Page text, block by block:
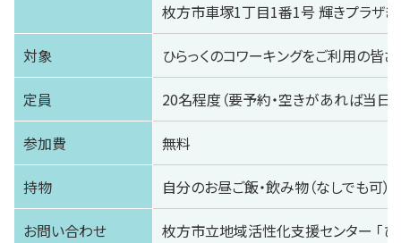
枚方市車塚1丁目1番1号 輝きプラザき
対象 ひらっくのコワーキングをご利用の皆さ
定員 20名程度（要予約・空きがあれば当日
参加費 無料
持物 自分のお昼ご飯・飲み物（なしでも可）
お問い合わせ
枚方市立地域活性化支援センター 「